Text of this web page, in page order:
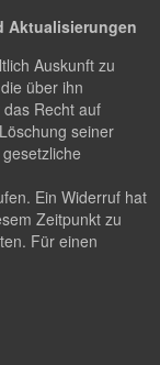
Aktualisierungen
Auskunft zu
über ihn
Recht auf
seiner
Ein Widerruf hat
Zeitpunkt zu
Für einen